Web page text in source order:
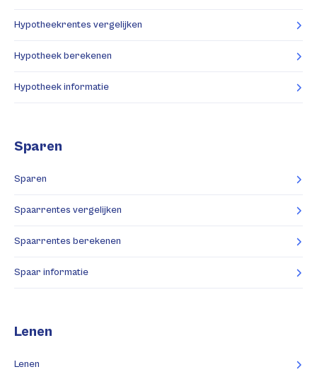
Hypotheekrentes vergelijken
Hypotheek berekenen
Hypotheek informatie
Sparen
Sparen
Spaarrentes vergelijken
Spaarrentes berekenen
Spaar informatie
Lenen
Lenen